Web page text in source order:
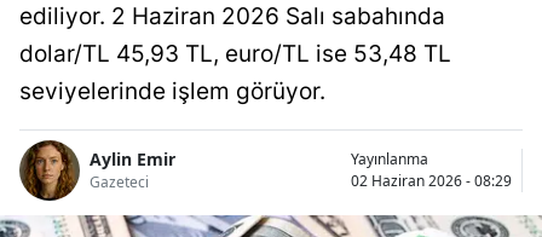
ediliyor. 2 Haziran 2026 Salı sabahında
dolar/TL 45,93 TL, euro/TL ise 53,48 TL
seviyelerinde işlem görüyor.
Aylin Emir
Gazeteci
Yayınlanma
02 Haziran 2026 - 08:29